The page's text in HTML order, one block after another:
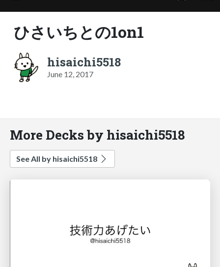
ひさいちとの1on1
hisaichi5518
June 12, 2017
More Decks by hisaichi5518
See All by hisaichi5518